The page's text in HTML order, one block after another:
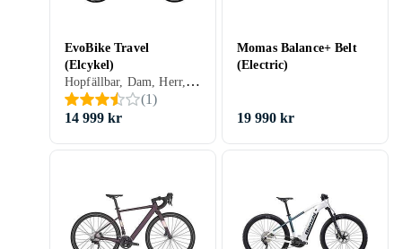
EvoBike Travel
(Elcykel)
Hopfällbar, Dam, Herr, Mittmonterad, 324 Wh
(1)
14 999 kr
Momas Balance+ Belt
(Electric)
19 990 kr